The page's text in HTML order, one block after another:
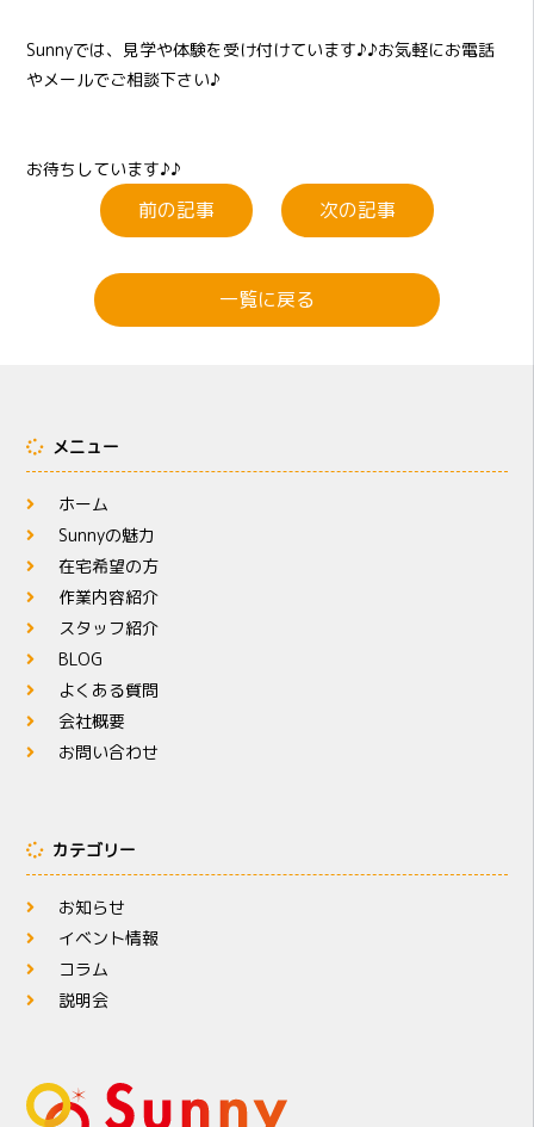
Sunnyでは、見学や体験を受け付けています♪♪お気軽にお電話
やメールでご相談下さい♪
お待ちしています♪♪
前の記事 次の記事
一覧に戻る
メニュー
ホーム
Sunnyの魅力
在宅希望の方
作業内容紹介
スタッフ紹介
BLOG
よくある質問
会社概要
お問い合わせ
カテゴリー
お知らせ
イベント情報
コラム
説明会